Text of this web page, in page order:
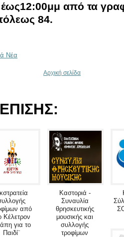
από τα
84.
Νέα
Αρχική σελίδα
από
Κέλετρον
για το
Παιδί¨
Καστοριά -
Συναυλία
θρησκευτικής
μουσικής και
συλλογής
τροφίμων